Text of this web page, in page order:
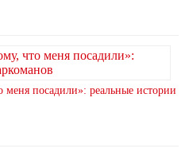
меня посадили»: реальные истории